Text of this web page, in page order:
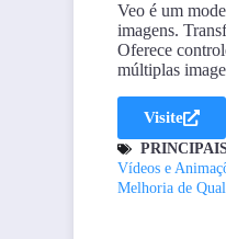
Veo é um
imagens.
Oferece
múltiplas
Visite
Vídeos e
Melhoria de